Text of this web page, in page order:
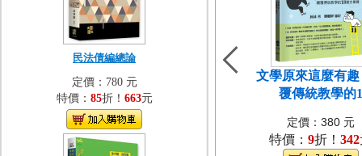
民法債編總論
定價：780 元
特價： 85折！ 663元
文學原來這麼有
覆傳統教學的1
定價：380 元
特價： 9折！ 342